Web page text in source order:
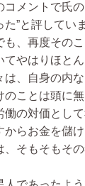
コメントで氏
”と評してい
、再度その
てやはりほと
は、自身の内
のことは頭に
働の対価とし
からお金を儲
、そもそもそ